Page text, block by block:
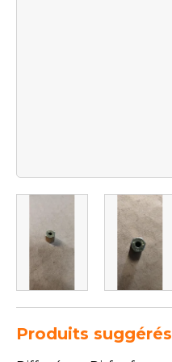
Produits suggérés